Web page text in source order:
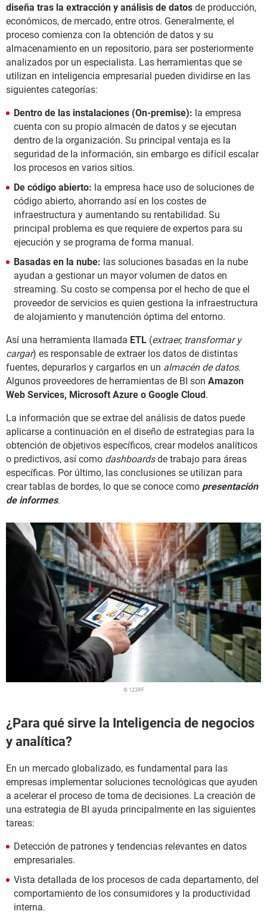
diseña tras la extracción y análisis de datos de producción,
económicos, de mercado, entre otros. Generalmente, el
proceso comienza con la obtención de datos y su
almacenamiento en un repositorio, para ser posteriormente
analizados por un especialista. Las herramientas que se
utilizan en inteligencia empresarial pueden dividirse en las
siguientes categorías:
Dentro de las instalaciones (On-premise): la empresa
cuenta con su propio almacén de datos y se ejecutan
dentro de la organización. Su principal ventaja es la
seguridad de la información, sin embargo es difícil escalar
los procesos en varios sitios.
De código abierto: la empresa hace uso de soluciones de
código abierto, ahorrando así en los costes de
infraestructura y aumentando su rentabilidad. Su
principal problema es que requiere de expertos para su
ejecución y se programa de forma manual.
Basadas en la nube: las soluciones basadas en la nube
ayudan a gestionar un mayor volumen de datos en
streaming. Su costo se compensa por el hecho de que el
proveedor de servicios es quien gestiona la infraestructura
de alojamiento y manutención óptima del entorno.
Así una herramienta llamada ETL (extraer, transformar y
cargar) es responsable de extraer los datos de distintas
fuentes, depurarlos y cargarlos en un almacén de datos.
Algunos proveedores de herramientas de BI son Amazon
Web Services, Microsoft Azure o Google Cloud.
La información que se extrae del análisis de datos puede
aplicarse a continuación en el diseño de estrategias para la
obtención de objetivos específicos, crear modelos analíticos
o predictivos, así como dashboardsde trabajo para áreas
específicas. Por último, las conclusiones se utilizan para
crear tablas de bordes, lo que se conoce como presentación
de informes.
© 123RF
¿Para qué sirve la Inteligencia de negocios
y analítica?
En un mercado globalizado, es fundamental para las
empresas implementar soluciones tecnológicas que ayuden
a acelerar el proceso de toma de decisiones. La creación de
una estrategia de BI ayuda principalmente en las siguientes
tareas:
Detección de patrones y tendencias relevantes en datos
empresariales.
Vista detallada de los procesos de cada departamento, del
comportamiento de los consumidores y la productividad
interna.